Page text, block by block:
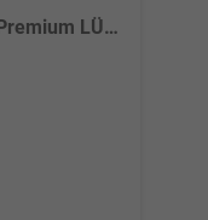
Sport Edition 1,5eHybrid DSG 4Motion Premium LÜ 5 Sitzer